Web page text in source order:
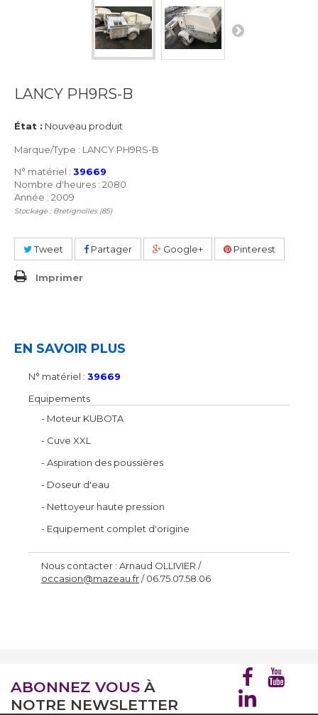
LANCY PH9RS-B
État : Nouveau produit
Marque/Type : LANCY PH9RS-B
N° matériel : 39669
Nombre d'heures : 2080
Année : 2009
Stockage : Bretignolles (85)
Tweet Partager Google+ Pinterest
Imprimer
EN SAVOIR PLUS
N° matériel : 39669
Equipements
- Moteur KUBOTA
- Cuve XXL
- Aspiration des poussières
- Doseur d'eau
- Nettoyeur haute pression
- Equipement complet d'origine
Nous contacter : Arnaud OLLIVIER /
occasion@mazeau.fr/ 06.75.07.58.06
ABONNEZ VOUS À
NOTRE NEWSLETTER